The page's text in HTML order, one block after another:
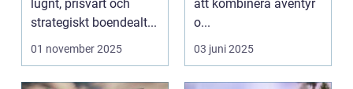
lugnt, prisvärt och
strategiskt boendealt...
01 november 2025
att kombinera äventyr
o...
03 juni 2025